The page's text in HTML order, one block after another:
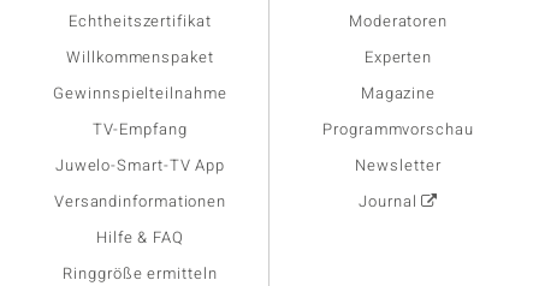
Echtheitszertifikat
Willkommenspaket
Gewinnspielteilnahme
TV-Empfang
Juwelo-Smart-TV App
Versandinformationen
Hilfe & FAQ
Ringgröße ermitteln
Moderatoren
Experten
Magazine
Programmvorschau
Newsletter
Journal